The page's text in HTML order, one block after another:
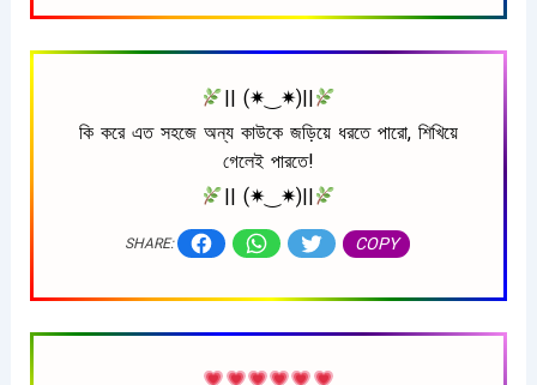
|| (✷‿✷)||
কি করে এত সহজে অন্য কাউকে জড়িয়ে ধরতে পারো, শিখিয়ে
গেলেই পারতে!
|| (✷‿✷)||
SHARE: COPY